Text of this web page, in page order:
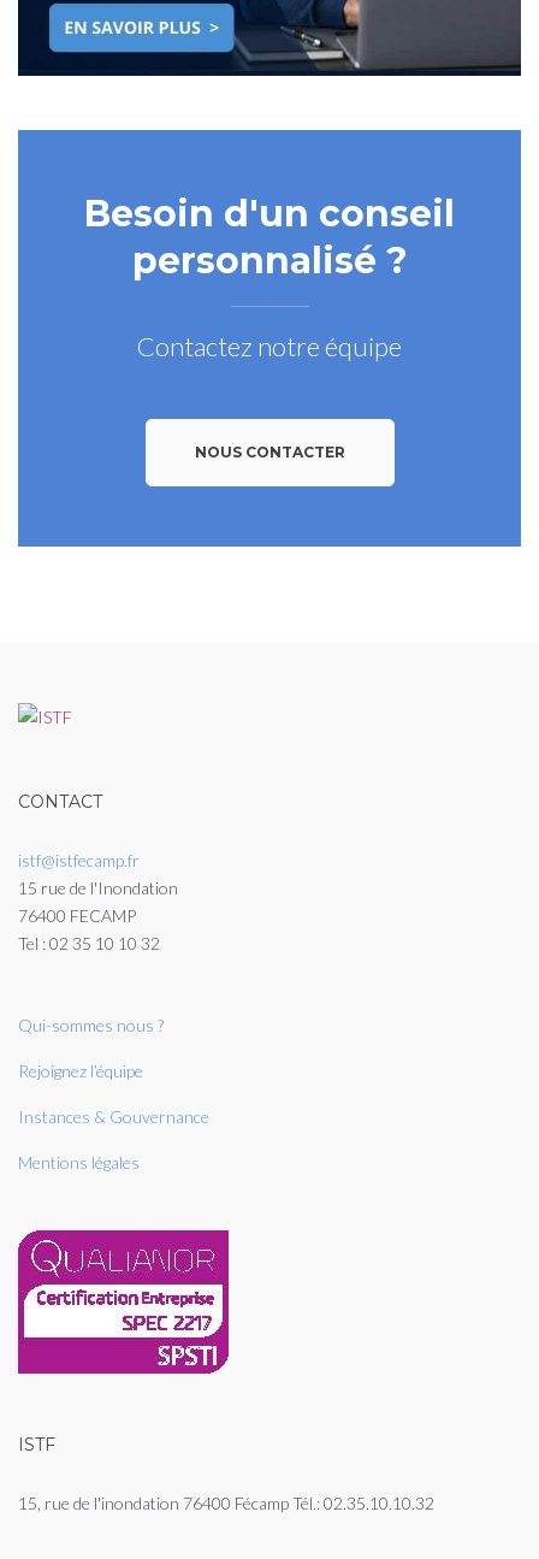
Besoin d'un conseil
personnalisé ?
Contactez notre équipe
NOUS CONTACTER
CONTACT
istf@istfecamp.fr
15 rue de l'Inondation
76400 FECAMP
Tel : 02 35 10 10 32
Qui-sommes nous ?
Rejoignez l’équipe
Instances & Gouvernance
Mentions légales
ISTF
15, rue de l'inondation 76400 Fécamp Tél.: 02.35.10.10.32